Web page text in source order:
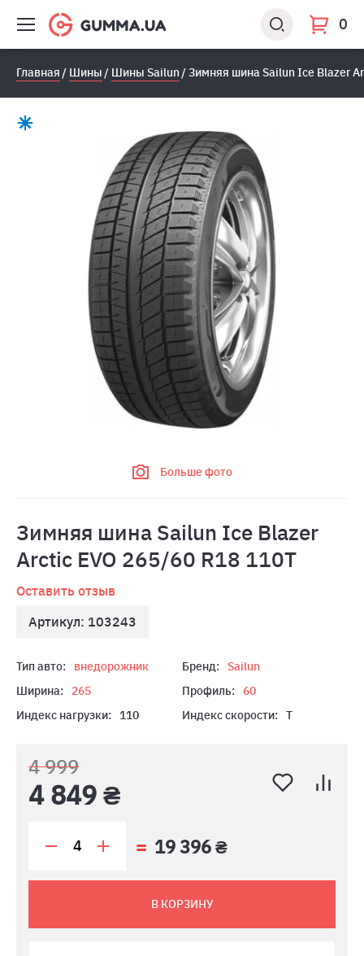
0
Главная Шины Шины Sailun Зимняя шина Sailun Ice Blazer
Больше фото
Зимняя шина Sailun Ice Blazer
Arctic EVO 265/60 R18 110T
Оставить отзыв
Артикул: 103243
Тип авто: внедорожник Бренд:
Sailun
Ширина:
265 Профиль:
60
Индекс нагрузки:
110 Индекс скорости: T
4 999
4 849 ₴
19 396 ₴
В КОРЗИНУ